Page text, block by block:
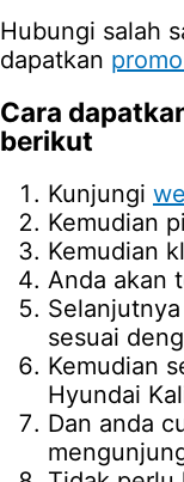
Hubungi salah
dapatkan
Cara
berikut
Kunjungi
Kemudian
Kemudian
Anda akan
sesuai
Kemudian
Hyundai
Dan anda